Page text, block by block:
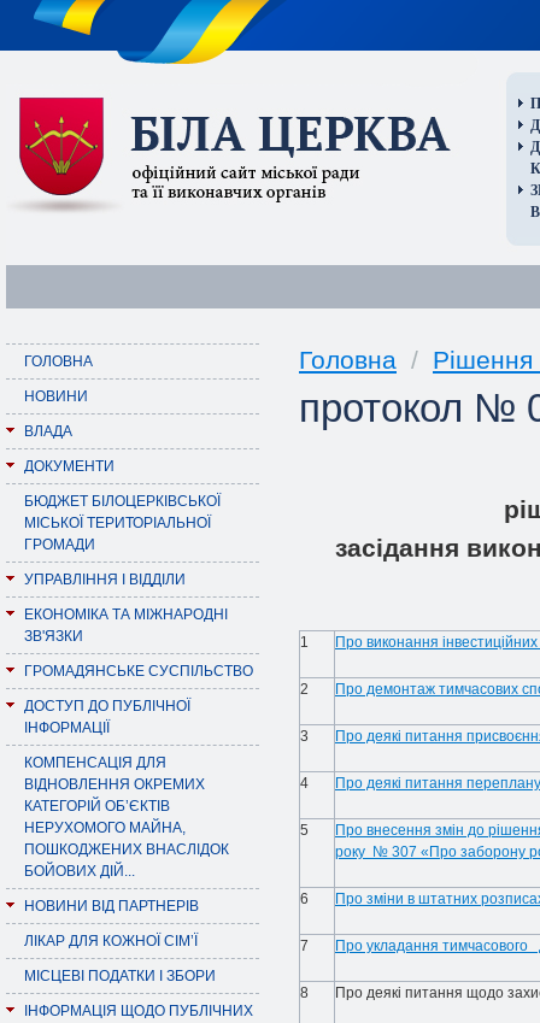
ГОЛОВНА
НОВИНИ
ВЛАДА
ДОКУМЕНТИ
БЮДЖЕТ БІЛОЦЕРКІВСЬКОЇ
МІСЬКОЇ ТЕРИТОРІАЛЬНОЇ
ГРОМАДИ
УПРАВЛІННЯ І ВІДДІЛИ
ЕКОНОМІКА ТА МІЖНАРОДНІ
ЗВ'ЯЗКИ
ГРОМАДЯНСЬКЕ СУСПІЛЬСТВО
ДОСТУП ДО ПУБЛІЧНОЇ
ІНФОРМАЦІЇ
КОМПЕНСАЦІЯ ДЛЯ
ВІДНОВЛЕННЯ ОКРЕМИХ
КАТЕГОРІЙ ОБ’ЄКТІВ
НЕРУХОМОГО МАЙНА,
ПОШКОДЖЕНИХ ВНАСЛІДОК
БОЙОВИХ ДІЙ...
НОВИНИ ВІД ПАРТНЕРІВ
ЛІКАР ДЛЯ КОЖНОЇ СІМ’Ї
МІСЦЕВІ ПОДАТКИ І ЗБОРИ
ІНФОРМАЦІЯ ЩОДО ПУБЛІЧНИХ
Головна / Рішення
протокол №
засiдання
1 Про виконання
2 Про демонтаж тимчасових
3 Про деякі питання
4 Про деякі питання
5
Про внесення змін до
року № 307 «Про заборону
6 Про зміни в штатних розписах
7 Про укладання тимчасового
8 Про деякі питання щодо